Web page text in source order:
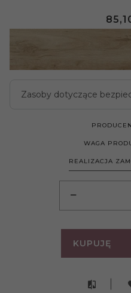
85,
Zasoby dotyczące
WAGA
REALIZACJA
KUPUJĘ